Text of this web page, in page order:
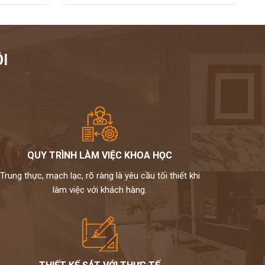
QUY TRÌNH LÀM VIỆC KHOA HỌC
Trung thực, mạch lạc, rõ ràng là yêu cầu tối thiết khi
làm việc với khách hàng.